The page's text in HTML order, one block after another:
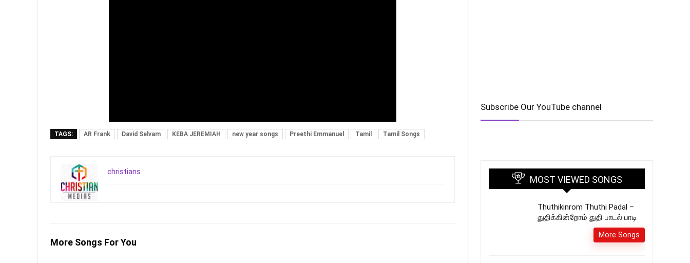
TAGS: AR Frank David Selvam KEBA JEREMIAH new year songs Preethi Emmanuel Tamil Tamil Songs
christians
More Songs For You
Subscribe Our YouTube channel
MOST VIEWED SONGS
Thuthikinrom Thuthi Padal –
துதிக்கின்றோம் துதி பாடல் பாடி
More Songs